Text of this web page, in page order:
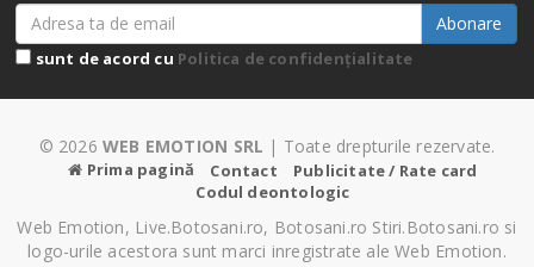
Abonare
sunt de acord cu Politica de confidențialitate
© 2026 WEB EMOTION SRL | Toate drepturile rezervate.
Prima pagină Contact
Publicitate / Rate card
Codul deontologic
Web Emotion, Live.Botosani.ro, Botosani.ro Stiri.Botosani.ro si
logo-urile acestora sunt marci inregistrate ale Web Emotion.